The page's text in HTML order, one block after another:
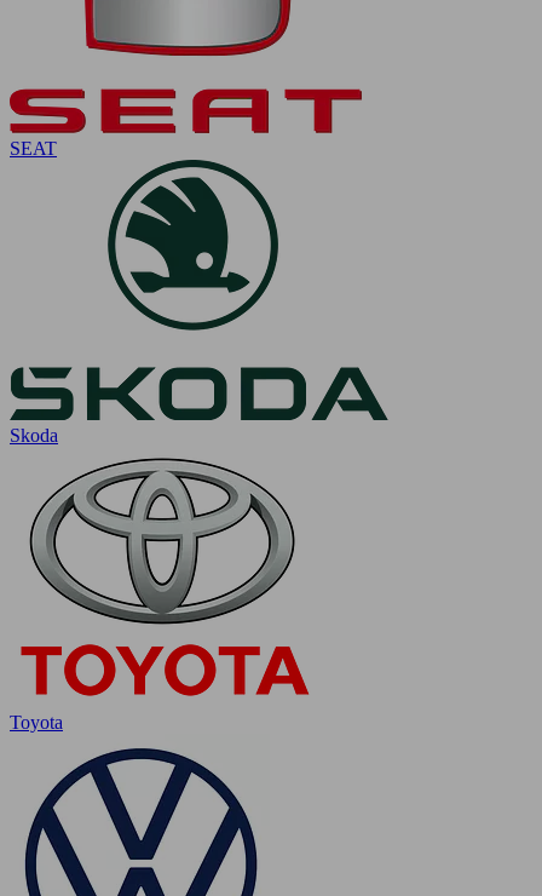
SEAT
Skoda
Toyota